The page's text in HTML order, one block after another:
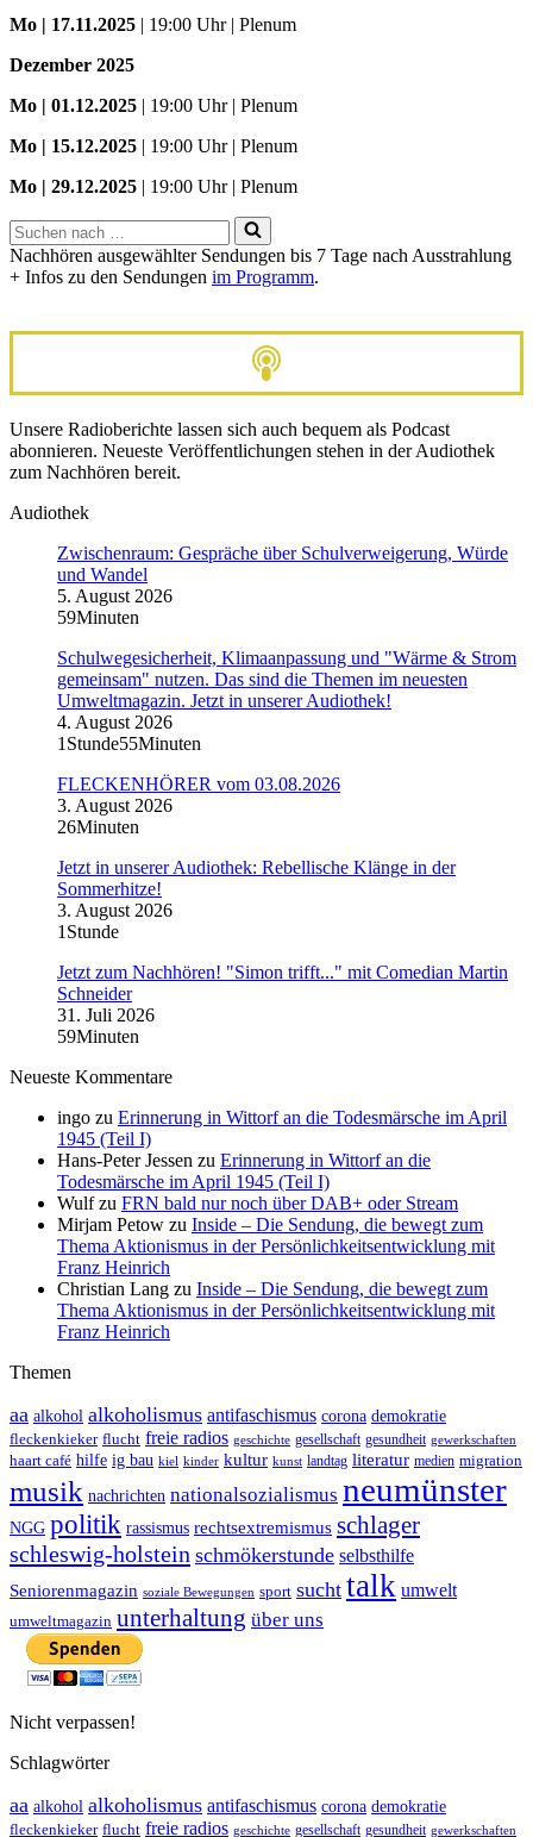
Mo | 17.11.2025 | 19:00 Uhr | Plenum
Dezember 2025
Mo | 01.12.2025 | 19:00 Uhr | Plenum
Mo | 15.12.2025 | 19:00 Uhr | Plenum
Mo | 29.12.2025 | 19:00 Uhr | Plenum
Suchen
nach …
Nachhören ausgewählter Sendungen bis 7 Tage nach Ausstrahlung
+ Infos zu den Sendungen im Programm.
Unsere Radioberichte lassen sich auch bequem als Podcast
abonnieren. Neueste Veröffentlichungen stehen in der Audiothek
zum Nachhören bereit.
Audiothek
Zwischenraum: Gespräche über Schulverweigerung, Würde
und Wandel
5. August 2026
59Minuten
Schulwegesicherheit, Klimaanpassung und "Wärme & Strom
gemeinsam" nutzen. Das sind die Themen im neuesten
Umweltmagazin. Jetzt in unserer Audiothek!
4. August 2026
1Stunde55Minuten
FLECKENHÖRER vom 03.08.2026
3. August 2026
26Minuten
Jetzt in unserer Audiothek: Rebellische Klänge in der
Sommerhitze!
3. August 2026
1Stunde
Jetzt zum Nachhören! "Simon trifft..." mit Comedian Martin
Schneider
31. Juli 2026
59Minuten
Neueste Kommentare
ingo zu Erinnerung in Wittorf an die Todesmärsche im April
1945 (Teil I)
Hans-Peter Jessen zu Erinnerung in Wittorf an die
Todesmärsche im April 1945 (Teil I)
Wulfzu FRN bald nur noch über DAB+ oder Stream
Mirjam Petow zu Inside – Die Sendung, die bewegt zum
Thema Aktionismus in der Persönlichkeitsentwicklung mit
Franz Heinrich
Christian Lang zu Inside – Die Sendung, die bewegt zum
Thema Aktionismus in der Persönlichkeitsentwicklung mit
Franz Heinrich
Themen
aa alkohol alkoholismus antifaschismus corona demokratie
fleckenkieker flucht freie radios geschichte gesellschaft gesundheit gewerkschaften
haart café hilfe ig bau kiel kinder kultur kunst landtag literatur medien migration
musik nachrichten nationalsozialismus neumünster
NGG politik rassismus rechtsextremismus schlager
schleswig-holstein schmökerstunde selbsthilfe
Seniorenmagazin soziale Bewegungen sport sucht talk umwelt
umweltmagazin unterhaltung über uns
Nicht verpassen!
Schlagwörter
aa alkohol alkoholismus antifaschismus corona demokratie
fleckenkieker flucht freie radios geschichte gesellschaft gesundheit gewerkschaften